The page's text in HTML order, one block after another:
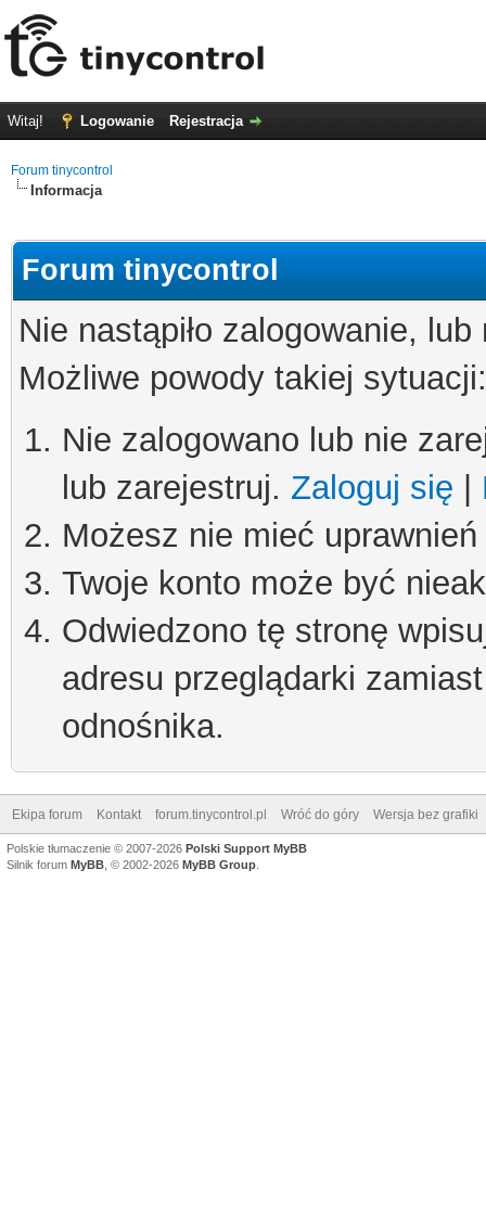
Witaj! Logowanie Rejestracja
Forum tinycontrol
Informacja
Forum tinycontrol
Nie nastąpiło zalogowanie,
Możliwe powody takiej sytuacji:
Nie zalogowano lub nie
lub zarejestruj. Zaloguj się
Możesz nie mieć
Twoje konto może być
Odwiedzono tę stronę
adresu przeglądarki
odnośnika.
Ekipa forum Kontakt forum.tinycontrol.pl Wróć do góry Wersja bez grafiki
Polskie tłumaczenie © 2007-2026 Polski Support MyBB
Silnik forum MyBB , © 2002-2026 MyBB Group